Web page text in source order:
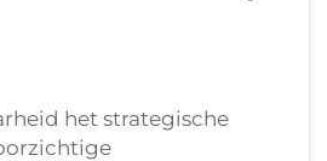
het strategische